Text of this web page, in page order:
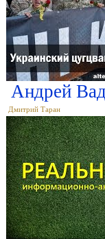
Андрей
Дмитрий Таран